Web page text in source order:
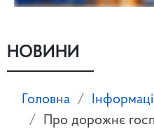
НОВИНИ
Головна
Про дорожнє